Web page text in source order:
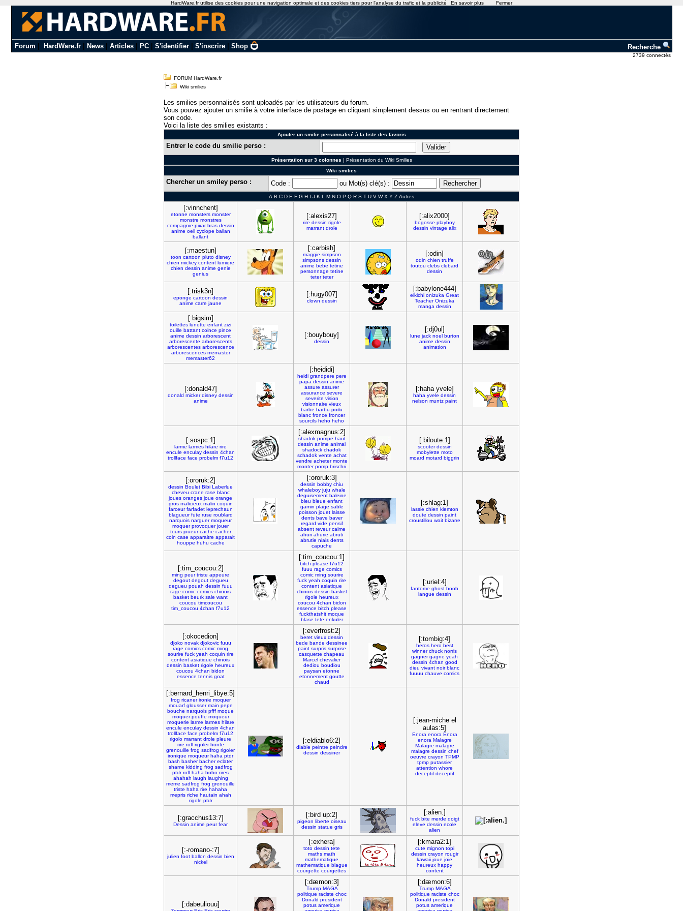
Forum HardWare.fr| News| Articles| PC| S'identifier| S'inscrire| Shop Recherche
2739 connectés
FORUM HardWare.fr
Wiki smilies
Les smilies personnalisés sont uploadés par les utilisateurs du forum.
Vous pouvez ajouter un smilie à votre interface de postage en cliquant simplement dessus ou en rentrant directement
son code.
Voici la liste des smilies existants :
Ajouter un smilie personnalisé à la liste des favoris
Entrer le code du smilie perso :
Présentation sur 3 colonnes | Présentation du Wiki Smilies
Wiki smilies
Chercher un smiley perso : Code : ou Mot(s) clé(s) :
A B C D E F G H I J K L M N O P Q R S T U V W X Y Z Autres
[:vinnchent]
etonne monsters monster
monstre monstres
compagnie pixar bras dessin
anime oeil cyclope ballan
ballant
[:alexis27]
rire dessin rigole
marrant drole
[:alix2000]
bogosse playboy
dessin vintage alix
[:maestun]
toon cartoon pluto disney
chien mickey content lumiere
chien dessin anime genie
genius
[:carbish]
maggie simpson
simpsons dessin
anime bebe tetine
personnage tetine
teter teter
[:odin]
odin chien truffe
toutou clebs clebard
dessin
[:trisk3n]
eponge cartoon dessin
anime carre jaune
[:hugy007]
clown dessin
[:babylone444]
eikichi onizuka Great
Teacher Onizuka
manga dessin
[:bigsim]
toilettes lunette enfant zizi
ouille battant coince pince
anime dessin arborescent
arborescente arborescents
arborescentes arborescence
arborescences memaster
memaster62
[:bouybouy]
dessin
[:dj0ul]
lune jack noel burton
anime dessin
animation
[:donald47]
donald micker disney dessin
anime
[:heididi]
heidi grandpere pere
papa dessin anime
assure assurer
assurance severe
severite vision
visionnaire vieux
barbe barbu poilu
blanc fronce froncer
sourcils heho heho
[:haha yvele]
haha yvele dessin
nelson muntz paint
[:sospc:1]
larme larmes hilare rire
encule enculay dessin 4chan
trollface face probelm f7u12
[:alexmagnus:2]
shadok pompe haut
dessin anime animal
shadock chadok
schadok vente achat
vendre acheter monte
monter pomp brischri
[:biloute:1]
scooter dessin
mobylette moto
moard motard biggrin
[:ororuk:2]
dessin Boulet Bibi Laberlue
cheveu crane rase blanc
joues oranges joue orange
gros malicieux malin coquin
farceur farfadet leprechaun
blagueur fute ruse roublard
narquois narguer moqueur
moquer provoquer jouer
tours joueur cache cacher
coin case apparaitre apparait
houppe huhu cache
[:ororuk:3]
dessin bobby chiu
whaleboy juju whale
deguisement baleine
bleu bleue enfant
gamin plage sable
poisson jouet laisse
dents bave baver
regard vide pensif
absent reveur calme
ahuri ahurie abruti
abrutie niais dents
capuche
[:shlag:1]
lassie chien klemton
doute dessin paint
croustillou wait bizarre
[:tim_coucou:2]
ming peur triste appeure
degout degout degueu
degueu pouah dessin fuuu
rage comic comics chinois
basket beurk sale want
coucou timcoucou
tim_coucou 4chan f7u12
[:tim_coucou:1]
bitch please f7u12
fuuu rage comics
comic ming sourire
fuck yeah coquin rire
content asiatique
chinois dessin basket
rigole heureux
coucou 4chan bidon
essence bitch please
fuckthatshit moque
blase tete enkuler
[:uriel:4]
fantome ghost booh
langue dessin
[:okocedion]
djoko novak djokovic fuuu
rage comics comic ming
sourire fuck yeah coquin rire
content asiatique chinois
dessin basket rigole heureux
coucou 4chan bidon
essence tennis goat
[:everfrost:2]
beret vieux dessin
bede bande dessinee
paint surpris surprise
casquette chapeau
Marcel chevalier
dediou boudiou
paysan etonne
etonnement goutte
chaud
[:tombig:4]
heros hero best
winner chuck norris
gagner gagne yeah
dessin 4chan good
dieu vivant noir blanc
fuuuu chauve comics
[:bernard_henri_libye:5]
frog ricaner ironie moquer
mouarf glousser main pepe
bouche narquois pfff moque
moquer pouffe moqueur
moquerie larme larmes hilare
encule enculay dessin 4chan
trollface face probelm f7u12
rigolo marrant drole pleure
rire rofl rigoler honte
grenouille frog sadfrog rigoler
ironique moqueur haha ptdr
bash basher bacher eclater
shame kidding frog sadfrog
ptdr rofl haha hoho rires
ahahah laugh laughing
meme sadfrog frog grenouille
triste haha rire hahaha
mepris riche hautain ahah
rigole ptdr
[:eldiablo6:2]
diable peintre peindre
dessin dessiner
[:jean-miche el
aulas:5]
Enora enora Enora
enora Malagre
Malagre malagre
malagre dessin chef
oeuvre crayon TPMP
tpmp putassier
attention whore
deceptif deceptif
[:gracchus13:7]
Dessin anime peur fear
[:bird up:2]
pigeon liberte oiseau
dessin statue gris
[:alien.]
fuck bite merde doigt
eleve dessin ecole
alien
[:-romano-:7]
julien foot ballon dessin bien
nickel
[:exhera]
toto dessin tete
maths math
mathematique
mathematique blague
courgette courgettes
[:kmara2:1]
cute mignon topi
dessin crayon rougir
kawaii joue joie
heureux happy
content
[:dabeuliouu]
[:dæmon:3]
Trump MAGA
politique raciste choc
Donald president
potus amerique
[:dæmon:6]
Trump MAGA
politique raciste choc
Donald president
potus amerique
HardWare.fr utilise des cookies pour une navigation optimale et des cookies tiers pour l'analyse du trafic et la publicité En savoir plus Fermer